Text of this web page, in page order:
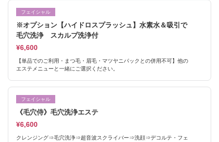
フェイシャル
※オプション【ハイドロスプラッシュ】水素水＆吸引で
毛穴洗浄 スカルプ洗浄付
¥6,600
【単品でのご利用・まつ毛・眉毛・マツヤニパックとの併用不可】他の
エステメニューと一緒にご選択ください。
フェイシャル
《毛穴侍》毛穴洗浄エステ
¥6,600
クレンジング⇒毛穴洗浄⇒超音波スクライバー⇒洗顔⇒デコルテ・フェ